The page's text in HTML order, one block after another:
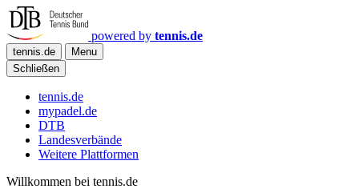
powered by tennis.de
tennis.de
Menu
Schließen
tennis.de
mypadel.de
DTB
Landesverbände
Weitere Plattformen
Willkommen bei tennis.de